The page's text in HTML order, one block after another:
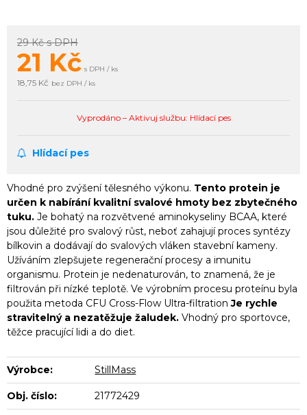
29 Kčs DPH
21 Kč s DPH / ks
18,75 Kč bez DPH / ks
Vyprodáno – Aktivuj službu: Hlídací pes
Hlídací pes
Vhodné pro zvýšení tělesného výkonu. Tento protein je
určen k nabírání kvalitní svalové hmoty bez zbytečného
tuku. Je bohatý na rozvětvené aminokyseliny BCAA, které
jsou důležité pro svalový růst, neboť zahajují proces syntézy
bílkovin a dodávají do svalových vláken stavební kameny.
Užíváním zlepšujete regenerační procesy a imunitu
organismu. Protein je nedenaturován, to znamená, že je
filtrován při nízké teplotě. Ve výrobním procesu proteínu byla
použita metoda CFU Cross-Flow Ultra-filtrationJe rychle
stravitelný a nezatěžuje žaludek. Vhodný pro sportovce,
těžce pracující lidi a do diet.
Výrobce: StillMass
Obj. číslo: 21772429